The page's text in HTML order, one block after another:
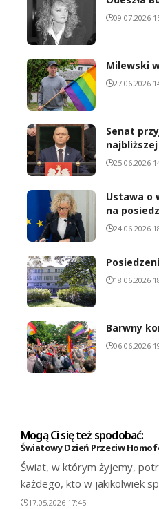
09.07.2026
Milewski
27.06.2026
Senat
najbliższej
25.06.2026
Ustawa o
na
24.06.2026
18.06.2026
Barwny
06.06.2026
Mogą Ci się też spodobać:
Światowy Dzień Przeciw
Świat, w którym żyjemy,
każdego, kto w jakikolwiek
17.05.2026 17:45